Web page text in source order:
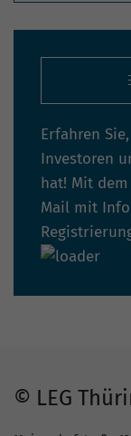
Erfahren
Investoren
hat! Mit
Mail mit
© LEG